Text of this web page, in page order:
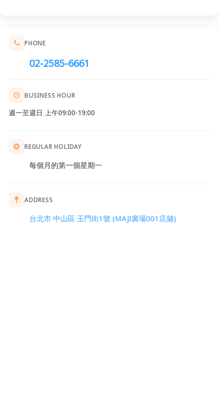
PHONE
02-2585-6661
BUSINESS HOUR
週一至週日 上午09:00-19:00
REGULAR HOLIDAY
每個月的第一個星期一
ADDRESS
台北市 中山區 玉門街1號 (MAJI廣場001店舖)